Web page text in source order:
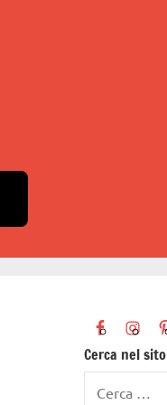
Cerca nel sito